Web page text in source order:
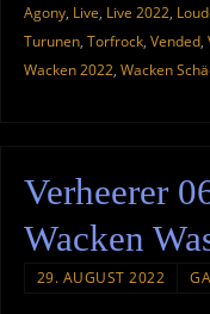
Agony, Live, Live 2022,
Turunen, Torfrock, Vended,
Wacken 2022, Wacken
Verheerer
Wacken
29. AUGUST 2022